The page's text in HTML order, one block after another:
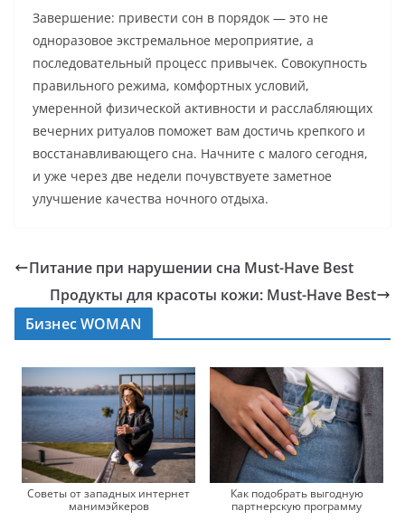
Завершение: привести сон в порядок — это не
одноразовое экстремальное мероприятие, а
последовательный процесс привычек. Совокупность
правильного режима, комфортных условий,
умеренной физической активности и расслабляющих
вечерних ритуалов поможет вам достичь крепкого и
восстанавливающего сна. Начните с малого сегодня,
и уже через две недели почувствуете заметное
улучшение качества ночного отдыха.
Питание при нарушении сна Must-Have Best
Продукты для красоты кожи: Must-Have Best
Бизнес WOMAN
Советы от западных интернет
манимэйкеров
Как подобрать выгодную
партнерскую программу